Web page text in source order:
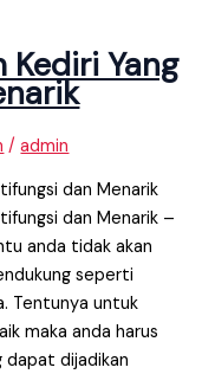
Kediri Yang
/admin
dan Menarik
dan Menarik –
anda tidak akan
seperti
Tentunya untuk
maka anda harus
dijadikan